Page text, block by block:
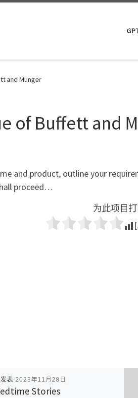
and Munger
of Buffett and
and product, outline your
proceed…
为此项目
表 2023年11月28日
Stories